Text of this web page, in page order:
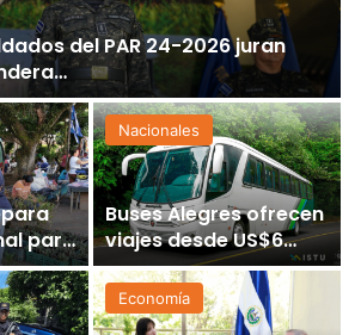
del PAR 24-2026 juran
para
y
Nacionales
Buses Alegres ofrecen
viajes desde US$6
para disfrutar
destinos turísticos en
vacaciones
Economía